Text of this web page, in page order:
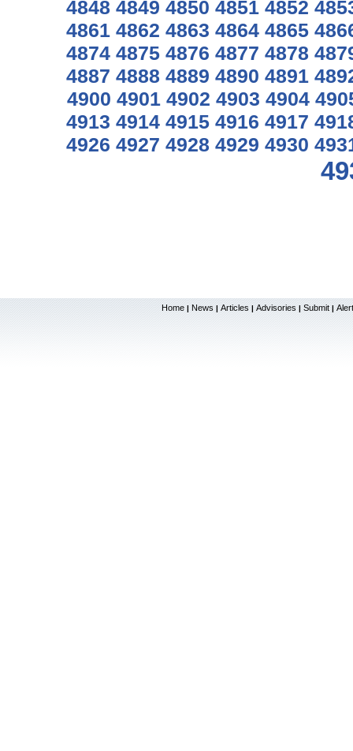
4848 4849 4850 4851 4852
4861 4862 4863 4864 4865
4874 4875 4876 4877 4878
4887 4888 4889 4890 4891
4900 4901 4902 4903 4904
4913 4914 4915 4916 4917
4926 4927 4928 4929 4930
Home | News | Articles | Advisories | Submit |